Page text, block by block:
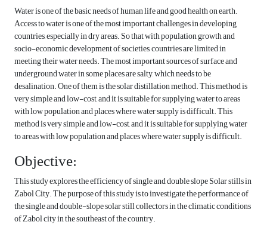
Water is one of the basic needs of human life and good health on earth.
Access to water is one of the most important challenges in developing
countries, especially in dry areas. So that with population growth and
socio-economic development of societies, countries are limited in
meeting their water needs. The most important sources of surface and
underground water in some places are salty, which needs to be
desalination. One of them is the solar distillation method. This method is
very simple and low-cost, and it is suitable for supplying water to areas
with low population and places where water supply is difficult. This
method is very simple and low-cost, and it is suitable for supplying water
to areas with low population and places where water supply is difficult.
Objective:
This study explores the efficiency of single and double slope Solar stills in
Zabol City. The purpose of this study is to investigate the performance of
the single and double-slope solar still collectors in the climatic conditions
of Zabol city in the southeast of the country.